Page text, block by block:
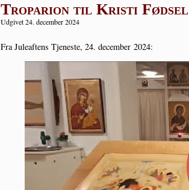
Troparion til Kristi Fødsel
Udgivet 24. december 2024
Fra Jule­af­tens Tje­ne­ste, 24. decem­ber 2024: